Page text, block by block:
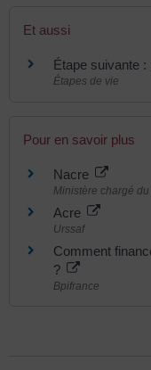
Et aussi
Étape suivante
Étapes de vie
Pour en savoir plus
Nacre
Ministère chargé
Acre
Urssaf
Comment
?
Bpifrance